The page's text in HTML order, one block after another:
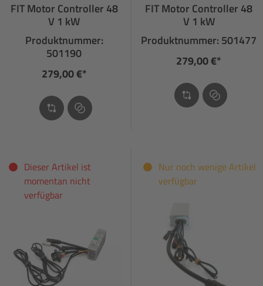
FIT Motor Controller 48
V 1 kW
Produktnummer:
501190
279,00 €*
FIT Motor Controller 48
V 1 kW
Produktnummer: 501477
279,00 €*
Dieser Artikel ist
momentan nicht
verfügbar
Nur noch wenige Artikel
verfügbar